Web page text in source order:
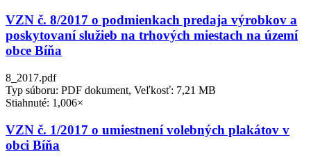
VZN č. 8/2017 o podmienkach predaja výrobkov a
poskytovaní služieb na trhových miestach na území
obce Bíňa
8_2017.pdf
Typ súboru: PDF dokument, Veľkosť: 7,21 MB
Stiahnuté: 1,006×
VZN č. 1/2017 o umiestnení volebných plakátov v
obci Bíňa